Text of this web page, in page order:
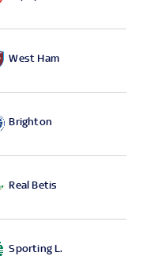
West Ham
Brighton
Real Betis
Sporting L.